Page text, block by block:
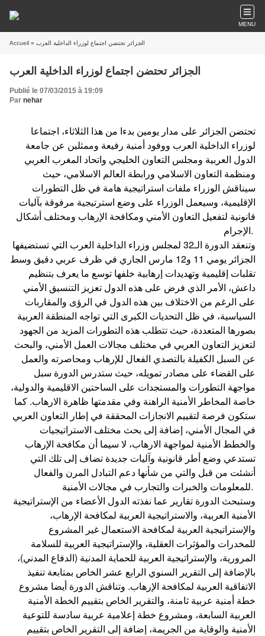
MENU
Accueil » الجزائر تحتضن اجتماع لوزراء الداخلية العرب
الجزائر تحتضن اجتماع لوزراء الداخلية العرب
Publié le 07/03/2015 à 19:09
Par nehar
تحتضن الجزائر على مدار يومين بدءا من هذا الثلاثاء، اجتماعا
لوزراء الداخلية العرب ووفود أمنية رفيعة وممثلين عن جامعة
الدول العربية ومجلس التعاون الخليجي واتحاد المغرب العربي
ومنظمة التعاون الاسلامي ورابطة العالم الاسلامي، حيث
سيناقش الوزراء ملفات استراتيجية هامة في ظل التطورات
الإقليمية، وسيعمل الوزراء على وضع استرتيجية مرفوقة بآليات
قانونية لتفعيل التعاون الأمني ومكافحة الإرهاب ومختلف أشكال
الإجرام.
وتنعقد الدورة الـ32 لمجلس وزراء الداخلية العرب التي تستضيفها
الجزائر يومي 11 و12 مارس الجاري في ظرف عربي دقيق وسط
تقلبات إقليمية وتهديدات إرهابية خلفها توسع ما يعرف بتنظيم
داعش، الأمر الذي فرض على هذه الدول تعزيز التنسيق الأمني
على الرغم من الاختلاف بين هذه الدول في الرؤى والمقاربات
السياسية، في ظل التحديات الكبرى التي تواجه المنطقة العربية
بصورها المتعددة، حيث تتطلب هذه التطورات المزيد من الجهود
لتعزيز التعاون العربي في مختلف مجالات العمل الأمني، والبحث
عن السبل الكفيلة بالتصدي الفعال للإرهاب ومحاصرته والعمل
على القضاء على مصادر تمويله، حيث ستدرس الدورة سبل
مواجهة التطورات والمستجدات على الساحتين الاقليمية والدولية،
خاصة المخاطر الأمنية الراهنة وفي مقدمتها ظاهرة الارهاب. كما
ستكون فرصة لتقييم الانجازات المحققة في إطار التعاون العربي
في المجال الأمني، إضافة إلى بحث مختلف الاستراتيجيات
والخطط الأمنية لمواجهة الارهاب، لا سيما أن مكافحة الإرهاب
تستدعي وضع أطر قانونية وآليات جديدة تضاف إلى تلك التي
أنشئت من قبل والتي من شأنها دعم التبادل المرن والفعال
للمعلومات والخبرات والتجارب في مجالات الأمنية.
وستبحث الدورة تقارير عما نفذته الدول الأعضاء من الإستراتيجية
الأمنية العربية، والاستراتيجية العربية لمكافحة الإرهاب،
والإستراتيجية العربية لمكافحة الاستعمال غير المشروع
للمخدرات والمؤثرات العقلية، والإستراتيجية العربية للسلامة
المرورية، والإستراتيجية العربية للحماية المدنية (الدفاع المدني)،
بالإضافة إلى التقرير السنوي الرابع عشر الخاص بمتابعة تنفيذ
الاتفاقية العربية لمكافحة الإرهاب. وتناقش الدورة أيضا مشروع
خطة أمنية عربية ثامنة، والتقرير الخاص بتقييم الخطة الأمنية
العربية السابعة، ومشروع خطة إعلامية عربية سادسة للتوعية
الأمنية والوقاية من الجريمة، إضافة إلى التقرير الخاص بتقييم